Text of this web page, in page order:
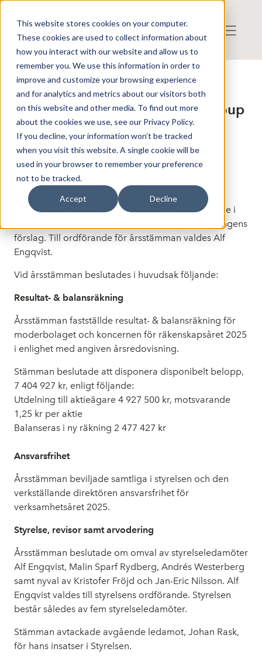
This website stores cookies on your computer.
These cookies are used to collect information about
how you interact with our website and allow us to
remember you. We use this information in order to
improve and customize your browsing experience
and for analytics and metrics about our visitors both
on this website and other media. To find out more
about the cookies we use, see our Privacy Policy.
If you decline, your information won’t be tracked
when you visit this website. A single cookie will be
used in your browser to remember your preference
not to be tracked.
Accept Decline
Press release from Companies
Publicerat: 2026-05-12 15:50:25
Gomero Group AB: Gomero Group
AB (publ) – Kommuniké från
årsstämma 12 maj 2026
Idag, tisdagen den 12 maj 2026, hölls årsstämma i
Gomero Group AB (publ) lokaler med adress
Kämpegatan 16, Göteborg. Årsstämman beslutade i
samtliga punkter enligt styrelsens och valberedningens
förslag. Till ordförande för årsstämman valdes Alf
Engqvist.
Vid årsstämman beslutades i huvudsak följande:
Resultat- & balansräkning
Årsstämman fastställde resultat- & balansräkning för
moderbolaget och koncernen för räkenskapsåret 2025
i enlighet med angiven årsredovisning.
Stämman beslutade att disponera disponibelt belopp,
7 404 927 kr, enligt följande:
Utdelning till aktieägare 4 927 500 kr, motsvarande
1,25 kr per aktie
Balanseras i ny räkning 2 477 427 kr
Ansvarsfrihet
Årsstämman beviljade samtliga i styrelsen och den
verkställande direktören ansvarsfrihet för
verksamhetsåret 2025.
Styrelse, revisor samt arvodering
Årsstämman beslutade om omval av styrelseledamöter
Alf Engqvist, Malin Sparf Rydberg, Andrés Westerberg
samt nyval av Kristofer Fröjd och Jan-Eric Nilsson. Alf
Engqvist valdes till styrelsens ordförande. Styrelsen
består således av fem styrelseledamöter.
Stämman avtackade avgående ledamot, Johan Rask,
för hans insatser i Styrelsen.